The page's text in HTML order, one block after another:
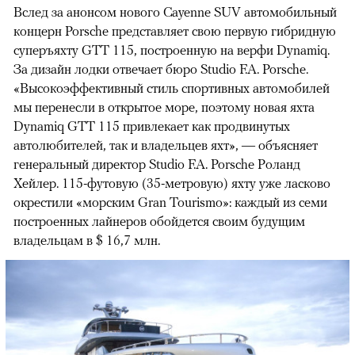
Вслед за анонсом нового Cayenne SUV автомобильный
концерн Porsche представляет свою первую гибридную
суперъяхту GTT 115, построенную на верфи Dynamiq.
За дизайн лодки отвечает бюро Studio F.A. Porsche.
«Высокоэффективный стиль спортивных автомобилей
мы перенесли в открытое море, поэтому новая яхта
Dynamiq GTT 115 привлекает как продвинутых
автолюбителей, так и владельцев яхт», — объясняет
генеральный директор Studio F.A. Porsche Роланд
Хейлер. 115-футовую (35-метровую) яхту уже ласково
окрестили «морским Gran Tourismo»: каждый из семи
построенных лайнеров обойдется своим будущим
владельцам в $ 16,7 млн.